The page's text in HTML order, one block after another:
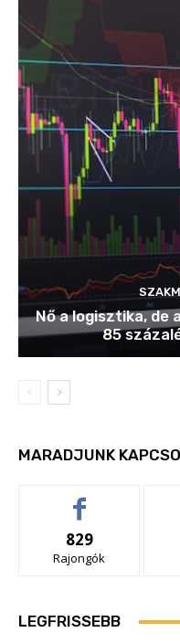
Nő a logisztika, de
85
MARADJUNK
829
Rajongók
LEGFRISSEBB